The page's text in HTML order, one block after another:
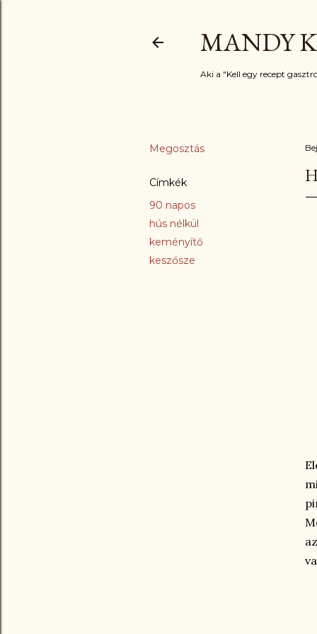
MANDY
Aki a "Kell egy recept
Megosztás
Címkék
90 napos
hús nélkül
keményítő
keszősze